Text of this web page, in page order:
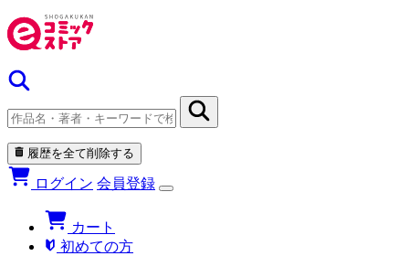
履歴を全て削除する
ログイン 会員登録
カート
初めての方